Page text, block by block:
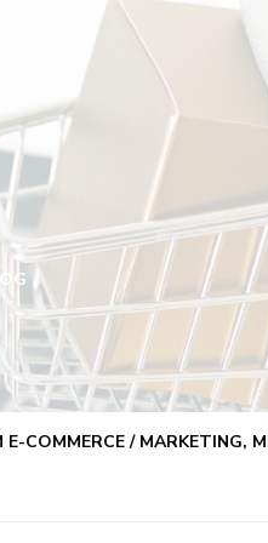
E-COMMERCE / MARKETING,